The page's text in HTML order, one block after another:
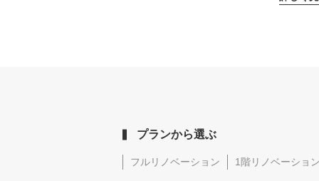
プランから選ぶ
フルリノベーション 1階リノベーション